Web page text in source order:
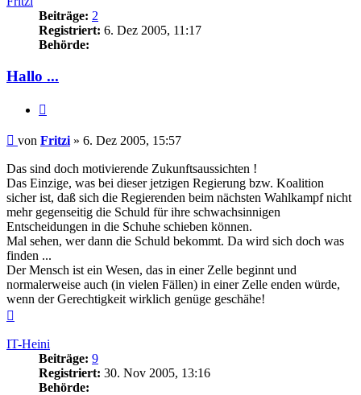
Beiträge: 2
Registriert: 6. Dez 2005, 11:17
Behörde:
Hallo ...
Beitrag
von Fritzi » 6. Dez 2005, 15:57
Das sind doch motivierende Zukunftsaussichten !
Das Einzige, was bei dieser jetzigen Regierung bzw. Koalition
sicher ist, daß sich die Regierenden beim nächsten Wahlkampf nicht
mehr gegenseitig die Schuld für ihre schwachsinnigen
Entscheidungen in die Schuhe schieben können.
Mal sehen, wer dann die Schuld bekommt. Da wird sich doch was
finden ...
Der Mensch ist ein Wesen, das in einer Zelle beginnt und
normalerweise auch (in vielen Fällen) in einer Zelle enden würde,
wenn der Gerechtigkeit wirklich genüge geschähe!
IT-Heini
Beiträge: 9
Registriert: 30. Nov 2005, 13:16
Behörde: